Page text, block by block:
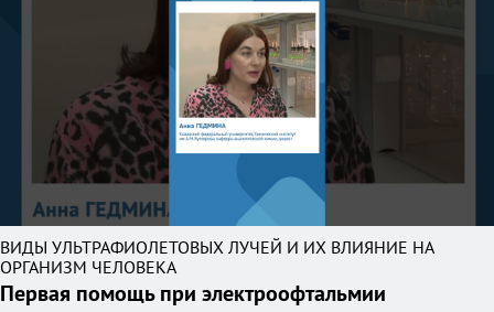
ВИДЫ УЛЬТРАФИОЛЕТОВЫХ ЛУЧЕЙ И ИХ ВЛИЯНИЕ НА
ОРГАНИЗМ ЧЕЛОВЕКА
Первая помощь при электроофтальмии